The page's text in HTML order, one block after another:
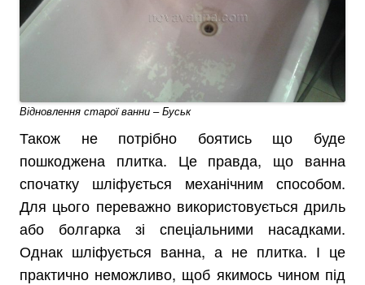
Відновлення старої ванни – Буськ
Також не потрібно боятись що буде
пошкоджена плитка. Це правда, що ванна
спочатку шліфується механічним способом.
Для цього переважно використовується дриль
або болгарка зі спеціальними насадками.
Однак шліфується ванна, а не плитка. І це
практично неможливо, щоб якимось чином під